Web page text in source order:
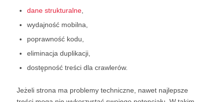
dane strukturalne,
wydajność mobilna,
poprawność kodu,
eliminacja duplikacji,
dostępność treści dla crawlerów.
Jeżeli strona ma problemy techniczne, nawet najlepsze